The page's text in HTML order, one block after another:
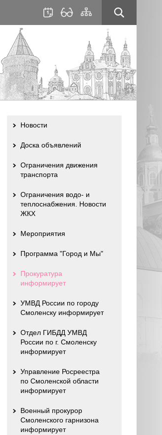
Новости
Доска объявлений
Ограничения движения
транспорта
Ограничения водо- и
теплоснабжения. Новости
ЖКХ
Мероприятия
Программа "Город и Мы"
Прокуратура
информирует
УМВД России по городу
Смоленску информирует
Отдел ГИБДД УМВД
России по г. Смоленску
информирует
Управление Росреестра
по Смоленской области
информирует
Военный прокурор
Смоленского гарнизона
информирует